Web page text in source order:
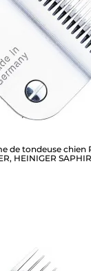
de tondeuse chien
HEINIGER